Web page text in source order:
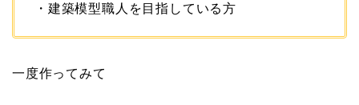
・建築模型職人を目指している方
一度作ってみて